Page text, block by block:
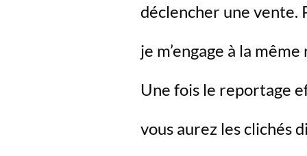
déclencher une vente.
je m’engage à la
​Une fois le reportage
vous aurez les clichés